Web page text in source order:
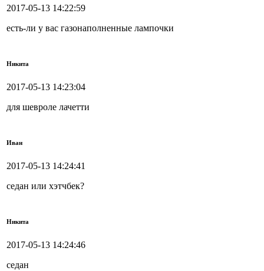
2017-05-13 14:22:59
есть-ли у вас газонаполненные лампочки
Никита
2017-05-13 14:23:04
для шевроле лачетти
Иван
2017-05-13 14:24:41
седан или хэтчбек?
Никита
2017-05-13 14:24:46
седан